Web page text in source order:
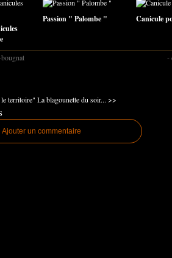
Passion " Palombe " Canicule
-
territoire" La blagounette du soir... >>
Ajouter un commentaire